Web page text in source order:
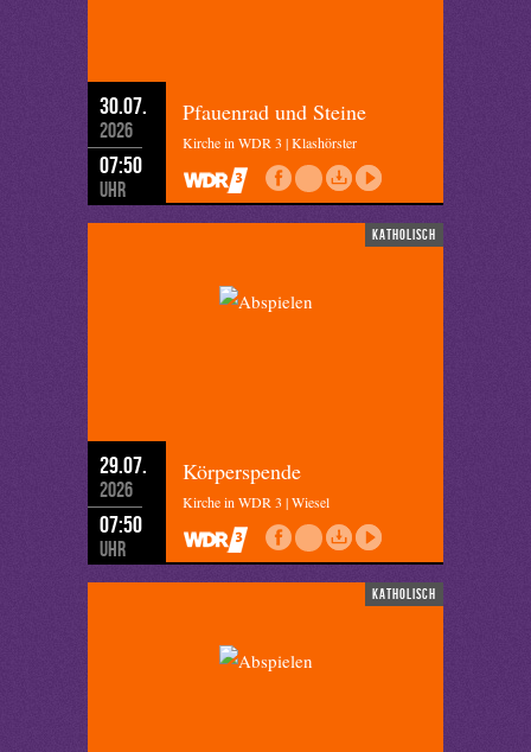
30.07.
2026
07:50
Uhr
Pfauenrad und Steine
Kirche in WDR 3 | Klashörster
katholisch
29.07.
2026
07:50
Uhr
Körperspende
Kirche in WDR 3 | Wiesel
katholisch